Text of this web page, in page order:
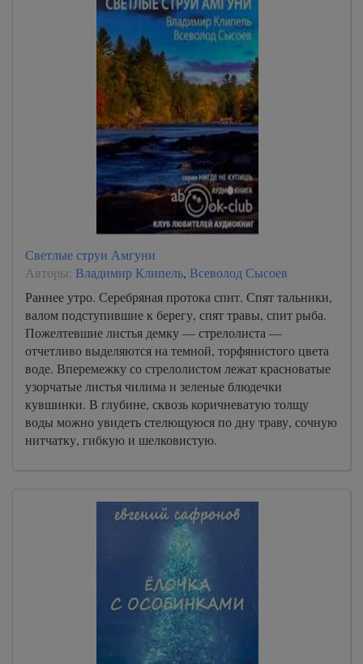
Светлые струи Амгуни
Авторы: Владимир Клипель, Всеволод Сысоев
Раннее утро. Серебряная протока спит. Спят тальники,
валом подступившие к берегу, спят травы, спит рыба.
Пожелтевшие листья демку — стрелолиста —
отчетливо выделяются на темной, торфянистого цвета
воде. Вперемежку со стрелолистом лежат красноватые
узорчатые листья чилима и зеленые блюдечки
кувшинки. В глубине, сквозь коричневатую толщу
воды можно увидеть стелющуюся по дну траву, сочную
нитчатку, гибкую и шелковистую.